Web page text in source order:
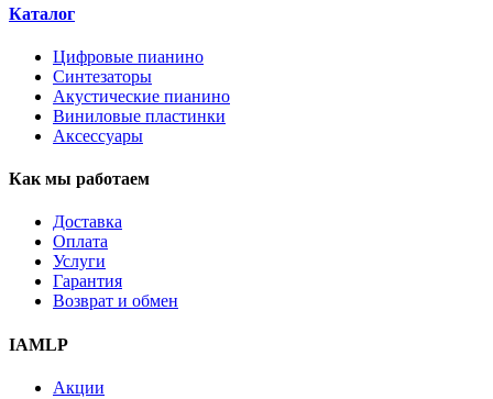
Каталог
Цифровые пианино
Синтезаторы
Акустические пианино
Виниловые пластинки
Аксессуары
Как мы работаем
Доставка
Оплата
Услуги
Гарантия
Возврат и обмен
IAMLP
Акции